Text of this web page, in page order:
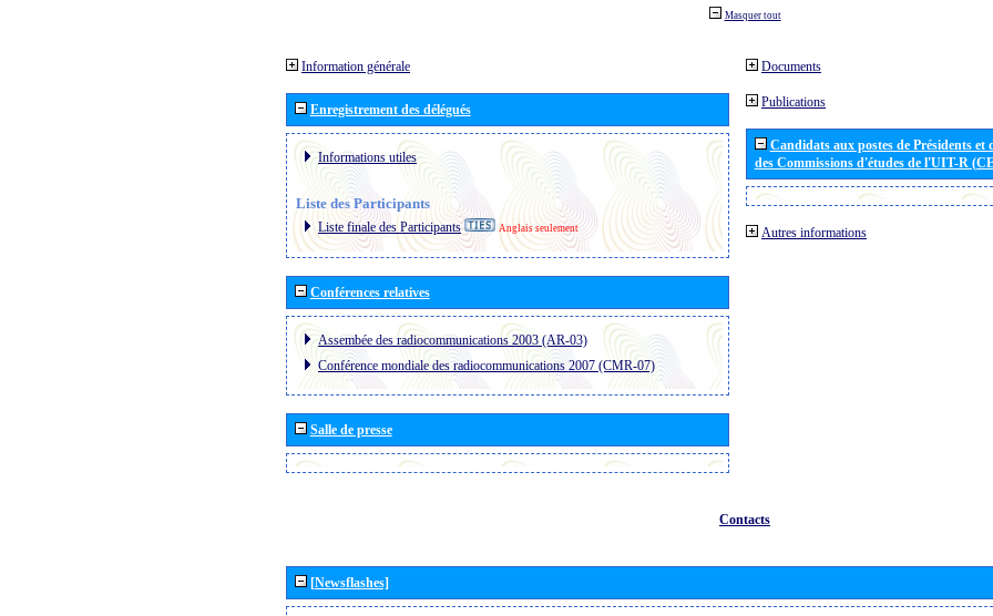
Masquer tout
Information générale
Enregistrement des délégués
Informations utiles
Liste des Participants
Liste finale des Participants Anglais seulement
Conférences relatives
Assembée des radiocommunications 2003 (AR-03)
Conférence mondiale des radiocommunications 2007 (CMR-07)
Salle de presse
Documents
Publications
Candidats aux postes de Présidents et
des Commissions d'études de l'UIT-R
Autres informations
Contacts
[Newsflashes]